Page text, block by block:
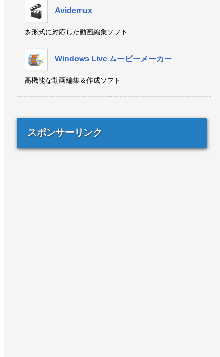
Avidemux
多形式に対応した動画編集ソフト
Windows Live ムービーメーカー
高機能な動画編集＆作成ソフト
スポンサーリンク